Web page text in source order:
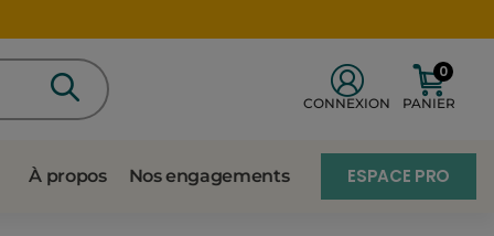
CONNEXION PANIER
0
À propos Nos engagements ESPACE PRO